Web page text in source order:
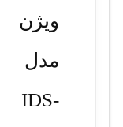
ویژن
مدل
IDS-